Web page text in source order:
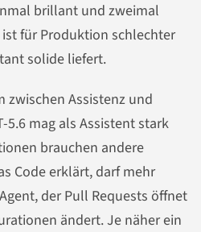
brillant und zweimal
für Produktion schlechter
solide liefert.
zwischen Assistenz und
5.6 mag als Assistent stark
brauchen andere
Code erklärt, darf mehr
der Pull Requests öffnet
ändert. Je näher ein